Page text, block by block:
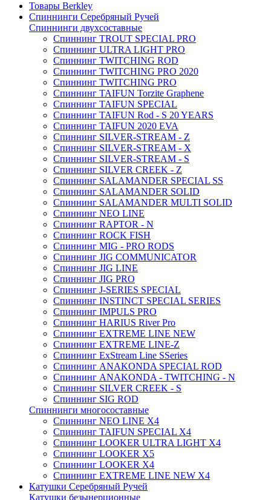
Товары Berkley
Спиннинги Серебряный Ручей
Спиннинги двухсоставные
Спиннинг TROUT SPECIAL PRO
Спиннинг ULTRA LIGHT PRO
Спиннинг TWITCHING ROD
Спиннинг TWITCHING PRO 2020
Спиннинг TWITCHING PRO
Спиннинг TAIFUN Torzite Graphene
Спиннинг TAIFUN SPECIAL
Спиннинг TAIFUN Rod - S 20 YEARS
Спиннинг TAIFUN 2020 EVA
Спиннинг SILVER-STREAM - Z
Спиннинг SILVER-STREAM - X
Спиннинг SILVER-STREAM - S
Спиннинг SILVER CREEK - Z
Спиннинг SALAMANDER SPECIAL SS
Спиннинг SALAMANDER SOLID
Спиннинг SALAMANDER MULTI SOLID
Спиннинг NEO LINE
Спиннинг RAPTOR - N
Спиннинг ROCK FISH
Спиннинг MIG - PRO RODS
Спиннинг JIG COMMUNICATOR
Спиннинг JIG LINE
Спиннинг JIG PRO
Спиннинг J-SERIES SPECIAL
Спиннинг INSTINCT SPECIAL SERIES
Спиннинг IMPULS PRO
Спиннинг HARIUS River Pro
Спиннинг EXTREME LINE NEW
Спиннинг EXTREME LINE-Z
Спиннинг ExStream Line SSeries
Спиннинг ANAKONDA SPECIAL ROD
Спиннинг ANAKONDA - TWITCHING - N
Спиннинг SILVER CREEK - S
Спиннинг SIG ROD
Спиннинги многосоставные
Спиннинг NEO LINE X4
Спиннинг TAIFUN SPECIAL X4
Спиннинг LOOKER ULTRA LIGHT X4
Спиннинг LOOKER X5
Спиннинг LOOKER X4
Спиннинг EXTREME LINE NEW X4
Катушки Серебряный Ручей
Катушки безынерционные